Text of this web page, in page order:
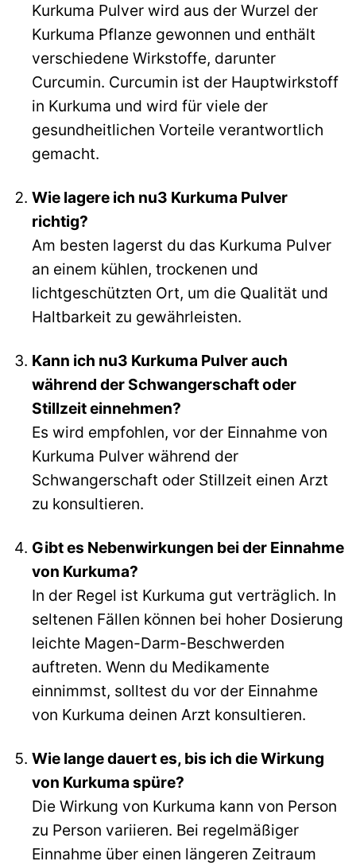
Kurkuma Pulver wird aus der Wurzel der
Kurkuma Pflanze gewonnen und enthält
verschiedene Wirkstoffe, darunter
Curcumin. Curcumin ist der Hauptwirkstoff
in Kurkuma und wird für viele der
gesundheitlichen Vorteile verantwortlich
gemacht.
Wie lagere ich nu3 Kurkuma Pulver
richtig?
Am besten lagerst du das Kurkuma Pulver
an einem kühlen, trockenen und
lichtgeschützten Ort, um die Qualität und
Haltbarkeit zu gewährleisten.
Kann ich nu3 Kurkuma Pulver auch
während der Schwangerschaft oder
Stillzeit einnehmen?
Es wird empfohlen, vor der Einnahme von
Kurkuma Pulver während der
Schwangerschaft oder Stillzeit einen Arzt
zu konsultieren.
Gibt es Nebenwirkungen bei der Einnahme
von Kurkuma?
In der Regel ist Kurkuma gut verträglich. In
seltenen Fällen können bei hoher Dosierung
leichte Magen-Darm-Beschwerden
auftreten. Wenn du Medikamente
einnimmst, solltest du vor der Einnahme
von Kurkuma deinen Arzt konsultieren.
Wie lange dauert es, bis ich die Wirkung
von Kurkuma spüre?
Die Wirkung von Kurkuma kann von Person
zu Person variieren. Bei regelmäßiger
Einnahme über einen längeren Zeitraum